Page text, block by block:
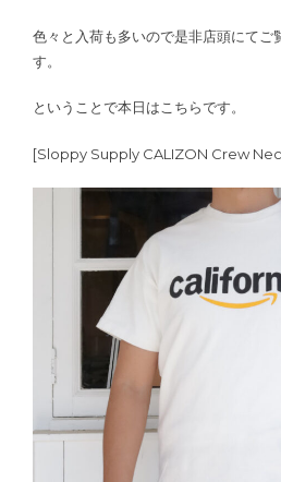
色々と入荷も多いので是非店頭にてご
す。
ということで本日はこちらです。
[Sloppy Supply CALIZON Crew